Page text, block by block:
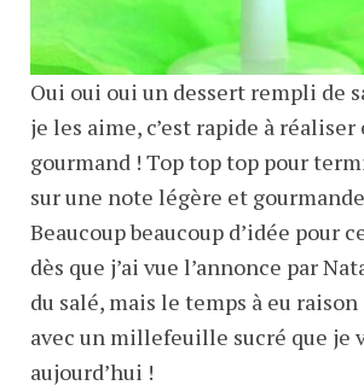
Oui oui oui un dessert rempli de
je les aime, c’est rapide à
gourmand ! Top top top pour
sur une note légère et
Beaucoup beaucoup d’idée pour
dès que j’ai vue l’annonce par
du salé, mais le temps à eu raison
avec un millefeuille sucré que je
aujourd’hui !